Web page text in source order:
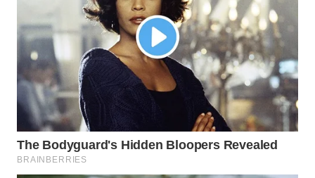
WN
GORONTALO
WN
SULUT
WN
MALUKU